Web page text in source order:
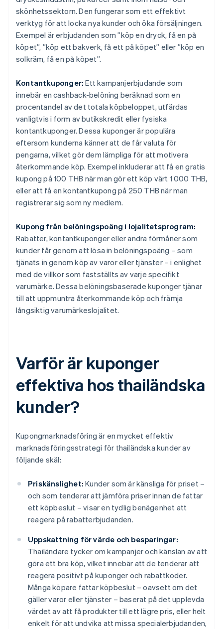
skönhetssektorn. Den fungerar som ett effektivt
verktyg för att locka nya kunder och öka försäljningen.
Exempel är erbjudanden som ”köp en dryck, få en på
köpet”, ”köp ett bakverk, få ett på köpet” eller ”köp en
solkräm, få en på köpet”.
Kontantkuponger: Ett kampanjerbjudande som
innebär en cashback-belöning beräknad som en
procentandel av det totala köpbeloppet, utfärdas
vanligtvis i form av butikskredit eller fysiska
kontantkuponger. Dessa kuponger är populära
eftersom kunderna känner att de får valuta för
pengarna, vilket gör dem lämpliga för att motivera
återkommande köp. Exempel inkluderar att få en gratis
kupong på 100 THB när man gör ett köp värt 1 000 THB,
eller att få en kontantkupong på 250 THB när man
registrerar sig som ny medlem.
Kupong från belöningspoäng i lojalitetsprogram:
Rabatter, kontantkuponger eller andra förmåner som
kunder får genom att lösa in belöningspoäng – som
tjänats in genom köp av varor eller tjänster – i enlighet
med de villkor som fastställts av varje specifikt
varumärke. Dessa belöningsbaserade kuponger tjänar
till att uppmuntra återkommande köp och främja
långsiktig varumärkeslojalitet.
Varför är kuponger
effektiva hos thailändska
kunder?
Kupongmarknadsföring är en mycket effektiv
marknadsföringsstrategi för thailändska kunder av
följande skäl:
Priskänslighet: Kunder som är känsliga för priset –
och som tenderar att jämföra priser innan de fattar
ett köpbeslut – visar en tydlig benägenhet att
reagera på rabatterbjudanden.
Uppskattning för värde och besparingar:
Thailändare tycker om kampanjer och känslan av att
göra ett bra köp, vilket innebär att de tenderar att
reagera positivt på kuponger och rabattkoder.
Många köpare fattar köpbeslut – oavsett om det
gäller varor eller tjänster – baserat på det upplevda
värdet av att få produkter till ett lägre pris, eller helt
enkelt för att undvika att missa specialerbjudanden,